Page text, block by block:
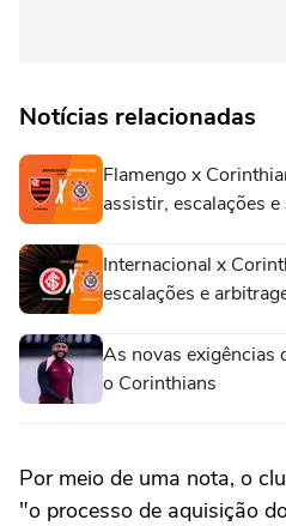
Notícias relacionadas
Flamengo x
assistir, escalações
Internacional x
escalações e
As novas exigências
o Corinthians
Por meio de uma nota, o
"o processo de aquisição